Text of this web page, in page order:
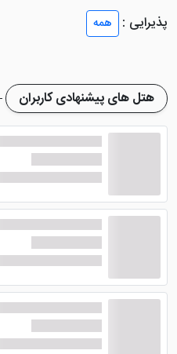
رویال می شوند.
و فضایی مشابه ایجاد کرده
ظرفیت می باشد. اما سوئیت
نظر متراژ بالا تر است و هم
امکانات موجود در این
مطبوع، حمام، سیستم
سرویس بهداشتی،
آویز و ... اشاره نمود.
امکانات هتل
هتل مذکور، به عنوان یک
پذیرایی :
همه
هتل های پیشنهادی کاربران